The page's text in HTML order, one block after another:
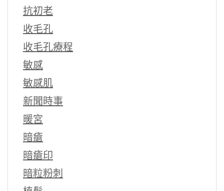
抗初老
收毛孔
收毛孔療程
敏感
敏感肌
新聞時事
暖宮
暗瘡
暗瘡印
暗粒粉刺